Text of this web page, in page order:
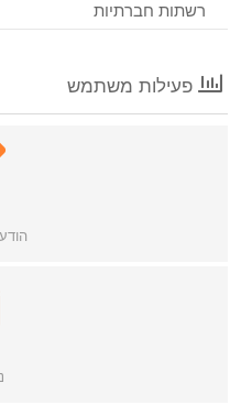
רשתות חברתיות
פעילות משתמש